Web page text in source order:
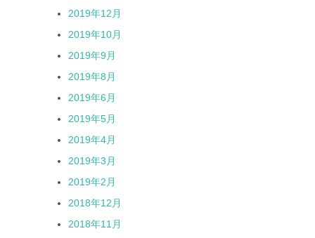
2019年12月
2019年10月
2019年9月
2019年8月
2019年6月
2019年5月
2019年4月
2019年3月
2019年2月
2018年12月
2018年11月